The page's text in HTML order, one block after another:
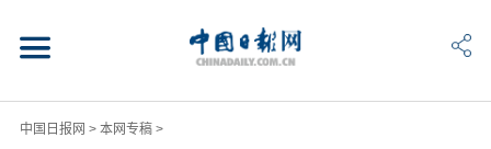
中国日报网 > 本网专稿>